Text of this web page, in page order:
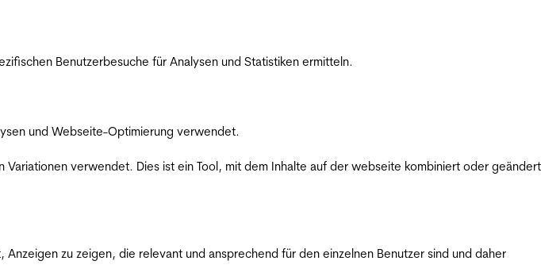
Benutzerbesuche für Analysen und Statistiken ermitteln.
und Webseite-Optimierung verwendet.
verwendet. Dies ist ein Tool, mit dem Inhalte auf der webseite kombiniert oder geändert
zu zeigen, die relevant und ansprechend für den einzelnen Benutzer sind und daher